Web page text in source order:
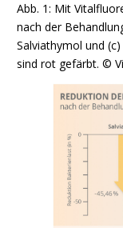
Abb. 1: Mit
nach der
Salviathymol und
sind rot gefärbt. ©